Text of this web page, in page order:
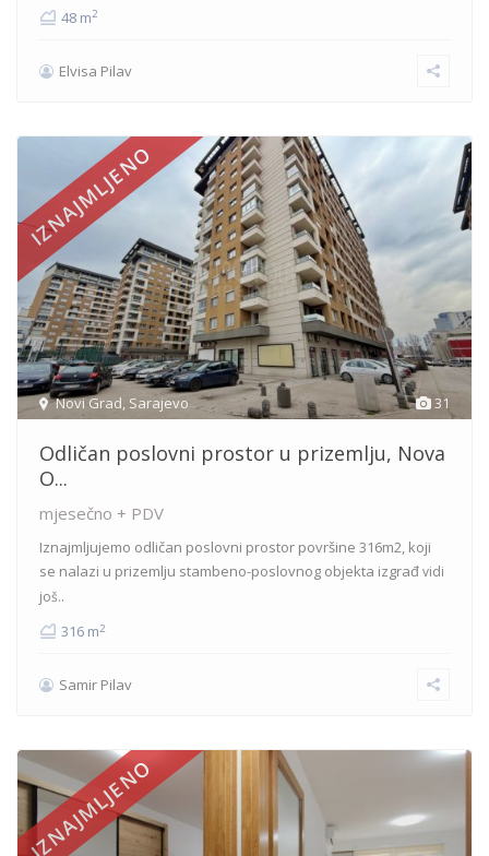
48 m2
Elvisa Pilav
31
Novi Grad, Sarajevo
IZNAJMLJENO
Odličan poslovni prostor u prizemlju, Nova
O...
mjesečno + PDV
Iznajmljujemo odličan poslovni prostor površine 316m2, koji
se nalazi u prizemlju stambeno-poslovnog objekta izgrađvidi
još..
316 m2
Samir Pilav
IZNAJMLJENO